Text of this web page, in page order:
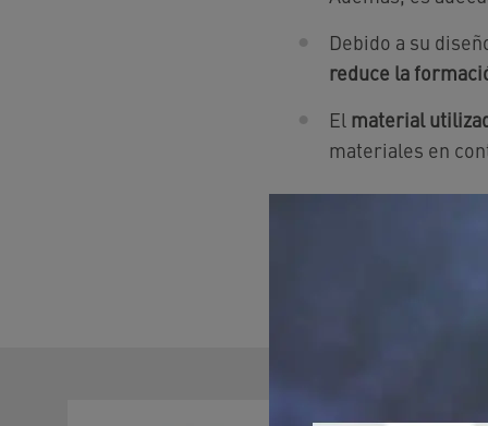
Debido a su
reduce la
El material
materiales en